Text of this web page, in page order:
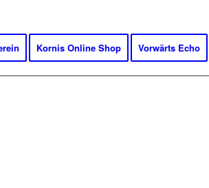
Kornis Online Shop Vorwärts Echo